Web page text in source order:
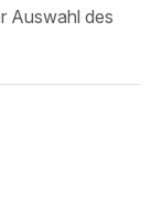
Auswahl des